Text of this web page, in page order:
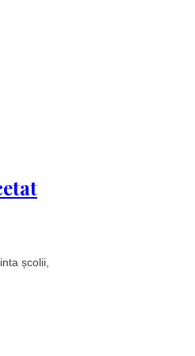
școlii,